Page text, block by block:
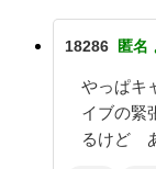
18286 匿名
やっぱキ
イブの緊
るけど